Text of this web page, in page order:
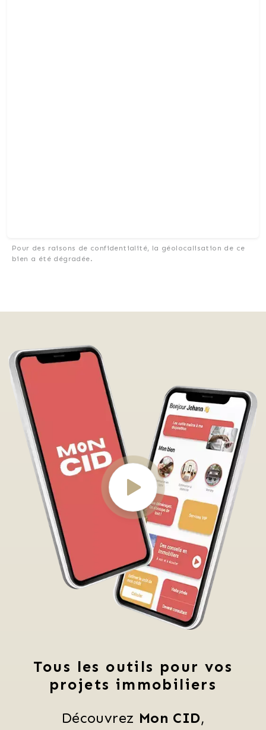
Pour des raisons de confidentialité, la géolocalisation de ce
bien a été dégradée.
Tous les outils pour vos
projets immobiliers
Découvrez Mon CID,